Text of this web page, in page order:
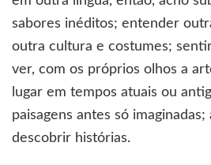
sabores inéditos; entender
outra cultura e costumes;
ver, com os próprios olhos a
lugar em tempos atuais ou
paisagens antes só
descobrir histórias.